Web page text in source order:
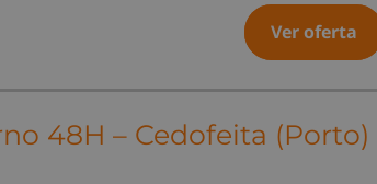
Ver oferta
48H – Cedofeita (Porto)